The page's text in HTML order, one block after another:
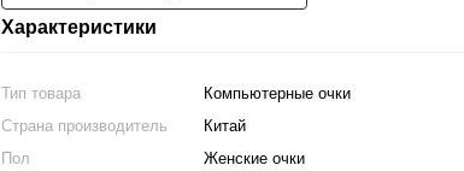
Характеристики
Тип товара
Компьютерные очки
Страна производитель
Китай
Пол
Женские очки